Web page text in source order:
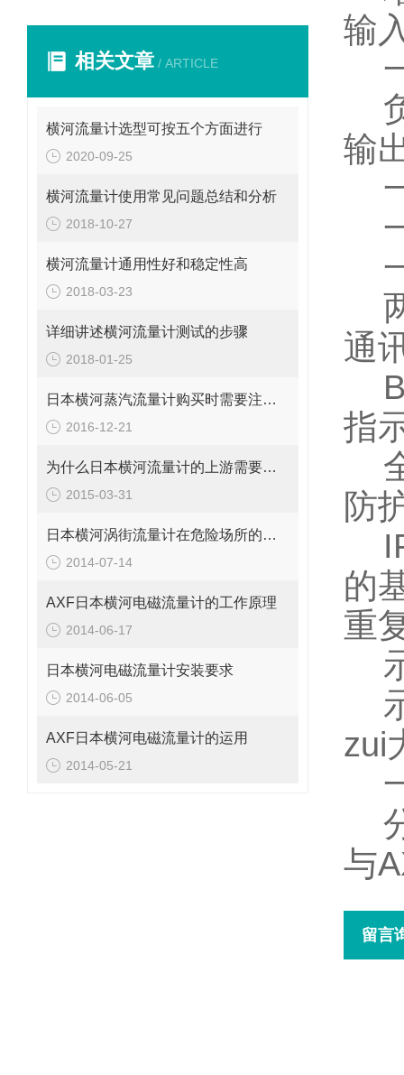
相关文章 / ARTICLE
横河流量计选型可按五个方面进行
2020-09-25
横河流量计使用常见问题总结和分析
2018-10-27
横河流量计通用性好和稳定性高
2018-03-23
详细讲述横河流量计测试的步骤
2018-01-25
日本横河蒸汽流量计购买时需要注意些什么
2016-12-21
为什么日本横河流量计的上游需要一定长度的直管段？
2015-03-31
日本横河涡街流量计在危险场所的防爆等级
2014-07-14
AXF日本横河电磁流量计的工作原理
2014-06-17
日本横河电磁流量计安装要求
2014-06-05
AXF日本横河电磁流量计的运用
2014-05-21
输
输
通
指
防
的
重
zui
与
留言